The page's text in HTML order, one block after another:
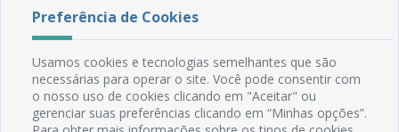
Rua do Imperador, 78, Centro
Email: comunicacao@mamanguape.pb.gov.br
Expediente: Segunda à Sexta, das 08h às 13h
Mapa do Site
Preferência de Cookies
Usamos cookies e tecnologias semelhantes que são
necessárias para operar o site. Você pode consentir com
o nosso uso de cookies clicando em "Aceitar" ou
gerenciar suas preferências clicando em “Minhas opções”.